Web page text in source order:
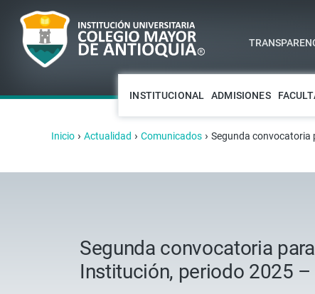
INSTITUCIONAL ADMISIONES
Inicio › Actualidad › Comunicados › Segunda convocatoria
Segunda convocatoria
Institución, periodo 2025